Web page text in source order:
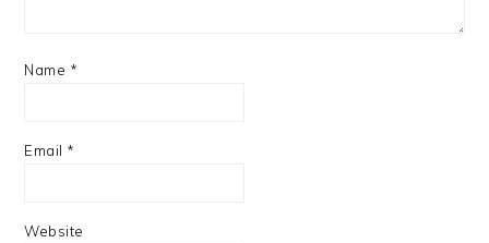
Name *
Email *
Website